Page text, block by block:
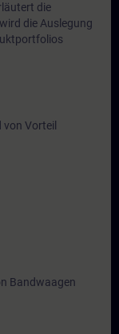
die
die Auslegung
Vorteil
Bandwaagen